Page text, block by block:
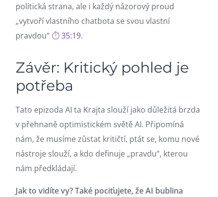
politická strana, ale i každý názorový proud
„vytvoří vlastního chatbota se svou vlastní
pravdou“
35:19.
Závěr: Kritický pohled je
potřeba
Tato epizoda AI ta Krajta slouží jako důležitá brzda
v přehnaně optimistickém světě AI. Připomíná
nám, že musíme zůstat kritičtí, ptát se, komu nové
nástroje slouží, a kdo definuje „pravdu“, kterou
nám předkládají.
Jak to vidíte vy? Také pociťujete, že AI bublina